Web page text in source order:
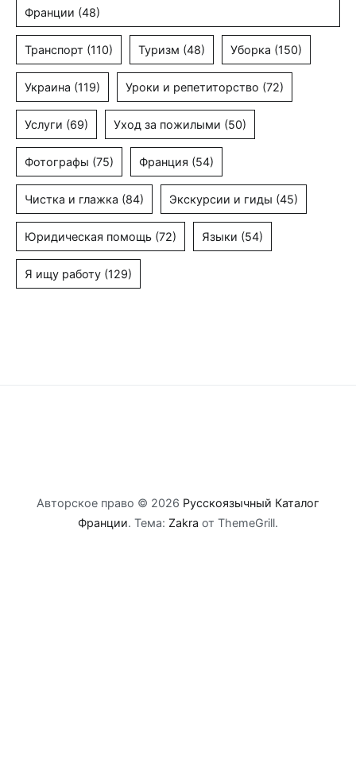
Франции (48)
Транспорт (110) Туризм (48) Уборка (150)
Украина (119) Уроки и репетиторство (72)
Услуги (69) Уход за пожилыми (50)
Фотографы (75) Франция (54)
Чистка и глажка (84) Экскурсии и гиды (45)
Юридическая помощь (72) Языки (54)
Я ищу работу (129)
Авторское право © 2026 Русскоязычный Каталог
Франции. Тема: Zakra от ThemeGrill.